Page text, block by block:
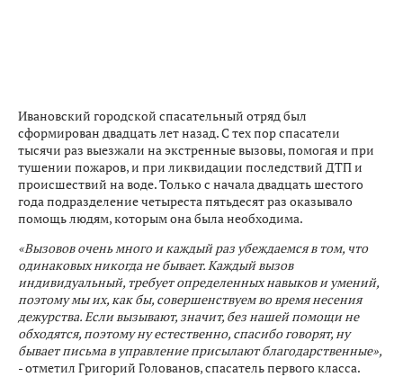
Ивановский городской спасательный отряд был
сформирован двадцать лет назад. С тех пор спасатели
тысячи раз выезжали на экстренные вызовы, помогая и при
тушении пожаров, и при ликвидации последствий ДТП и
происшествий на воде. Только с начала двадцать шестого
года подразделение четыреста пятьдесят раз оказывало
помощь людям, которым она была необходима.
«Вызовов очень много и каждый раз убеждаемся в том, что
одинаковых никогда не бывает. Каждый вызов
индивидуальный, требует определенных навыков и умений,
поэтому мы их, как бы, совершенствуем во время несения
дежурства. Если вызывают, значит, без нашей помощи не
обходятся, поэтому ну естественно, спасибо говорят, ну
бывает письма в управление присылают благодарственные»,
- отметил Григорий Голованов, спасатель первого класса.